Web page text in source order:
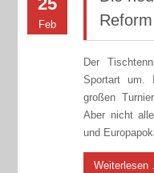
Feb
Der
Sportart um.
großen
Aber nicht
und
Weiterlesen